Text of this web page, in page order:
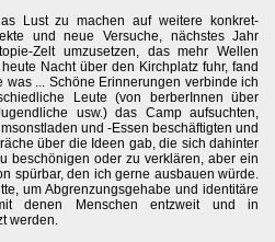
Lust zu machen auf weitere konkret-
und neue Versuche, nächstes Jahr
Zelt umzusetzen, das mehr Wellen
Nacht über den Kirchplatz fuhr, fand
was ... Schöne Erinnerungen verbinde ich
Leute (von berberInnen über
usw.) das Camp aufsuchten,
und -Essen beschäftigten und
über die Ideen gab, die sich dahinter
beschönigen oder zu verklären, aber ein
spürbar, den ich gerne ausbauen würde.
um Abgrenzungsgehabe und identitäre
denen Menschen entzweit und in
werden.